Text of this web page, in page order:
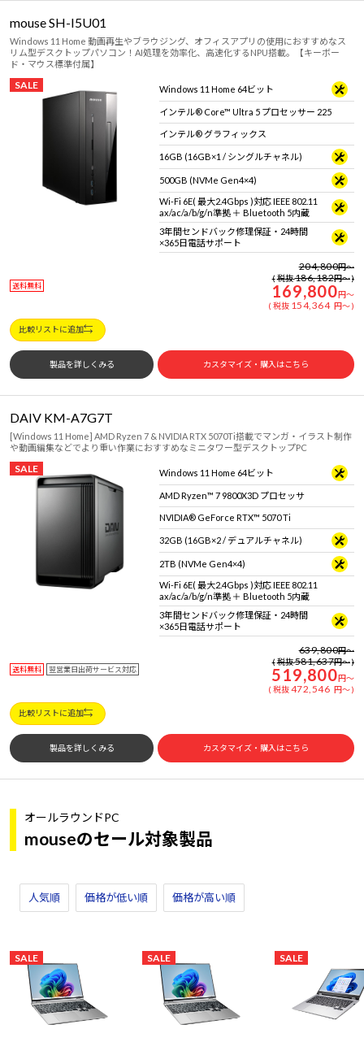
mouse SH-I5U01
Windows 11 Home 動画再生やブラウジング、オフィスアプリの使用におすすめなス
リム型デスクトップパソコン！AI処理を効率化、高速化するNPU搭載。【キーボー
ド・マウス標準付属】
SALE Windows 11 Home 64ビット
インテル® Core™ Ultra 5 プロセッサー 225
インテル® グラフィックス
16GB (16GB×1 / シングルチャネル)
500GB (NVMe Gen4×4)
Wi-Fi 6E( 最大2.4Gbps )対応 IEEE 802.11
ax/ac/a/b/g/n準拠 ＋ Bluetooth 5内蔵
3年間センドバック修理保証・24時間
×365日電話サポート
送料無料
204,800円～
税抜186,182円～
169,800円～
税抜 154,364 円～
比較リストに追加
製品を詳しくみる カスタマイズ・購入はこちら
DAIV KM-A7G7T
[Windows 11 Home] AMD Ryzen 7 & NVIDIA RTX 5070Ti搭載でマンガ・イラスト制作
や動画編集などでより重い作業におすすめなミニタワー型デスクトップPC
SALE Windows 11 Home 64ビット
AMD Ryzen™ 7 9800X3D プロセッサ
NVIDIA® GeForce RTX™ 5070 Ti
32GB (16GB×2 / デュアルチャネル)
2TB (NVMe Gen4×4)
Wi-Fi 6E( 最大2.4Gbps )対応 IEEE 802.11
ax/ac/a/b/g/n準拠 ＋ Bluetooth 5内蔵
3年間センドバック修理保証・24時間
×365日電話サポート
送料無料 翌営業日出荷サービス対応
639,800円～
税抜581,637円～
519,800円～
税抜472,546 円～
比較リストに追加
製品を詳しくみる カスタマイズ・購入はこちら
オールラウンドPC
mouseのセール対象製品
人気順 価格が低い順 価格が高い順
SALE SALE SALE